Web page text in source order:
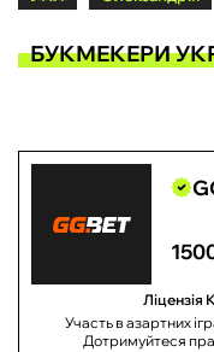
БУКМЕКЕРИ
Ліцензія
Участь в азартних
Дотримуйтеся